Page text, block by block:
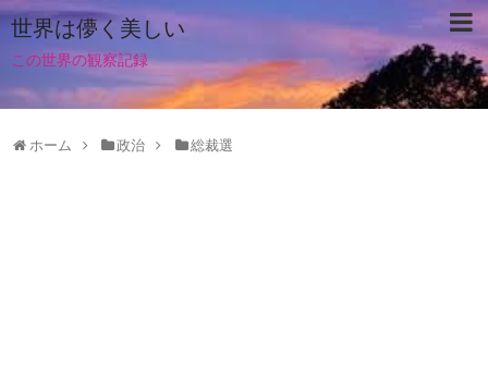
世界は儚く美しい
この世界の観察記録
ホーム 政治 総裁選